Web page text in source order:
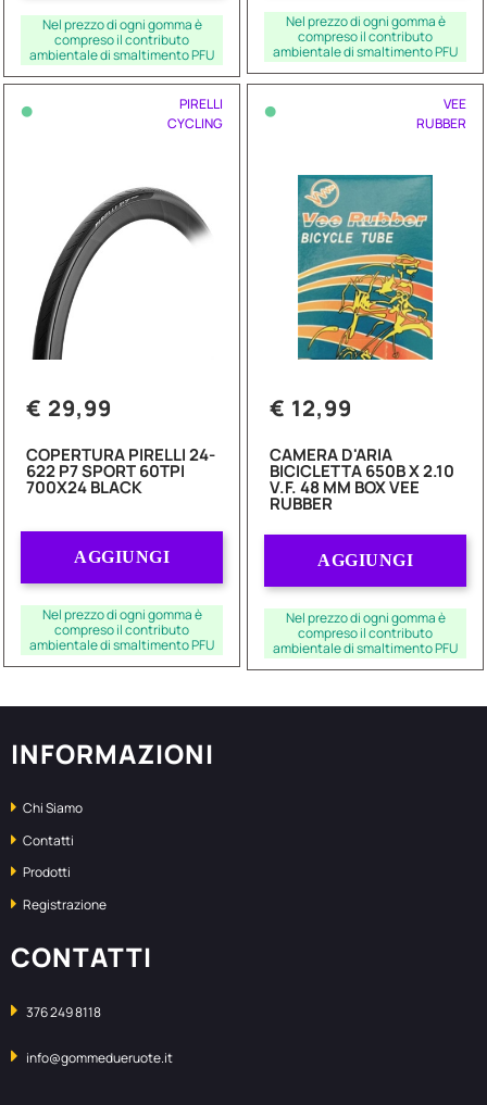
Nel prezzo di ogni gomma è
compreso il contributo
ambientale di smaltimento PFU
Nel prezzo di ogni gomma è
compreso il contributo
ambientale di smaltimento PFU
•
PIRELLI
CYCLING
€ 29,99
COPERTURA PIRELLI 24-
622 P7 SPORT 60TPI
700X24 BLACK
AGGIUNGI
Nel prezzo di ogni gomma è
compreso il contributo
ambientale di smaltimento PFU
•
VEE
RUBBER
€ 12,99
CAMERA D'ARIA
BICICLETTA 650B X 2.10
V.F. 48 MM BOX VEE
RUBBER
AGGIUNGI
Nel prezzo di ogni gomma è
compreso il contributo
ambientale di smaltimento PFU
INFORMAZIONI
Chi Siamo
Contatti
Prodotti
Registrazione
CONTATTI
376 249 8118
info@gommedueruote.it